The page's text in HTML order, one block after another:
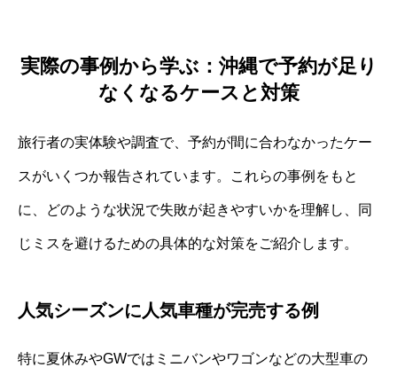
実際の事例から学ぶ：沖縄で予約が足り
なくなるケースと対策
旅行者の実体験や調査で、予約が間に合わなかったケー
スがいくつか報告されています。これらの事例をもと
に、どのような状況で失敗が起きやすいかを理解し、同
じミスを避けるための具体的な対策をご紹介します。
人気シーズンに人気車種が完売する例
特に夏休みやGWではミニバンやワゴンなどの大型車の